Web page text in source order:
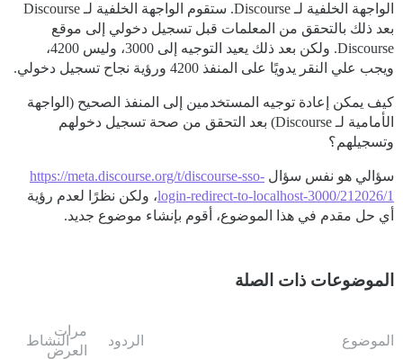
الواجهة الخلفية لـ Discourse. ستقوم الواجهة الخلفية لـ Discourse
بعد ذلك بالتحقق من المعلمات قبل تسجيل دخولي إلى موقع
Discourse. ولكن بعد ذلك يعيد التوجيه إلى 3000، وليس 4200،
ويجب علي النقر يدويًا على المنفذ 4200 ورؤية نجاح تسجيل دخولي.
كيف يمكن إعادة توجيه المستخدمين إلى المنفذ الصحيح (الواجهة
الأمامية لـ Discourse) بعد التحقق من صحة تسجيل دخولهم
وتسجيلهم؟
سؤالي هو نفس سؤال https://meta.discourse.org/t/discourse-sso-
login-redirect-to-localhost-3000/212026/1، ولكن نظرًا لعدم رؤية
أي حل مقدم في هذا الموضوع، أقوم بإنشاء موضوع جديد.
الموضوعات ذات الصلة
الموضوع الردود
مرات
العرض
النشاط